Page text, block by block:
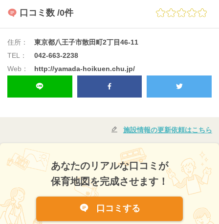
口コミ数 /0件
住所：
東京都八王子市散田町2丁目46-11
TEL：
042-663-2238
Web：
http://yamada-hoikuen.chu.jp/
施設情報の更新依頼はこちら
あなたのリアルな口コミが
保育地図を完成させます！
口コミする